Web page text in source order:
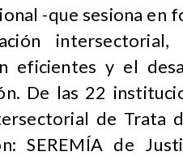
-que sesiona en
eficientes y el
De las 22
de Trata
SEREMÍA de